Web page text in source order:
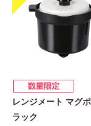
レンジメート マグ
ラック